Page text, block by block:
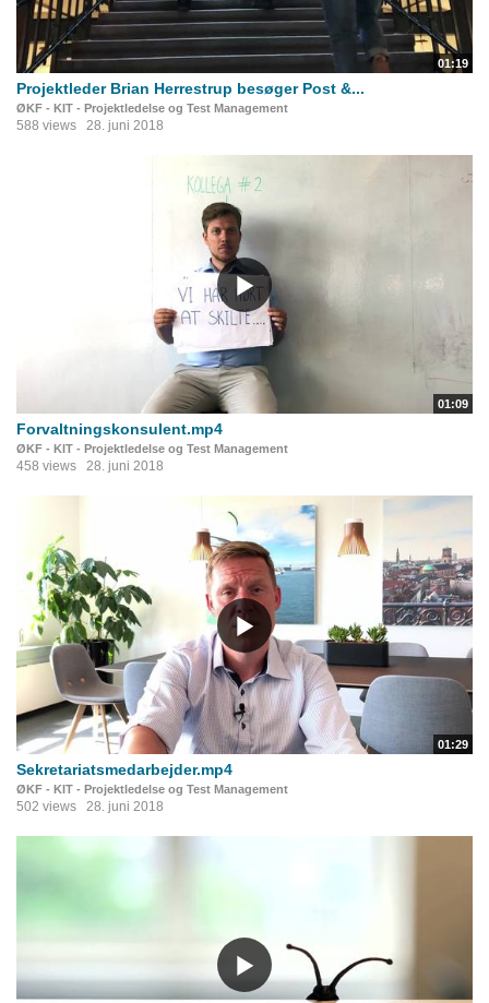
01:19
Projektleder Brian Herrestrup besøger Post &...
ØKF - KIT - Projektledelse og Test Management
588 views 28. juni 2018
01:09
Forvaltningskonsulent.mp4
ØKF - KIT - Projektledelse og Test Management
458 views 28. juni 2018
01:29
Sekretariatsmedarbejder.mp4
ØKF - KIT - Projektledelse og Test Management
502 views 28. juni 2018